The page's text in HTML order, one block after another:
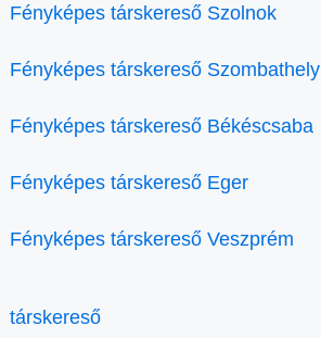
Fényképes társkereső Szolnok
Fényképes társkereső Szombathely
Fényképes társkereső Békéscsaba
Fényképes társkereső Eger
Fényképes társkereső Veszprém
társkereső